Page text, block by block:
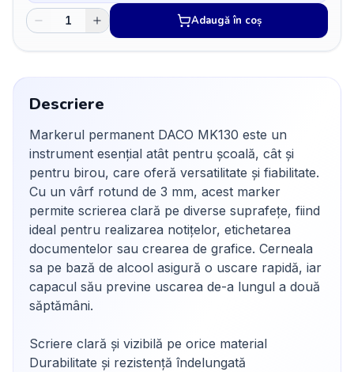
Adaugă în coș
Descriere
Markerul permanent DACO MK130 este un
instrument esențial atât pentru școală, cât și
pentru birou, care oferă versatilitate și fiabilitate.
Cu un vârf rotund de 3 mm, acest marker
permite scrierea clară pe diverse suprafețe, fiind
ideal pentru realizarea notițelor, etichetarea
documentelor sau crearea de grafice. Cerneala
sa pe bază de alcool asigură o uscare rapidă, iar
capacul său previne uscarea de-a lungul a două
săptămâni.
Scriere clară și vizibilă pe orice material
Durabilitate și rezistență îndelungată